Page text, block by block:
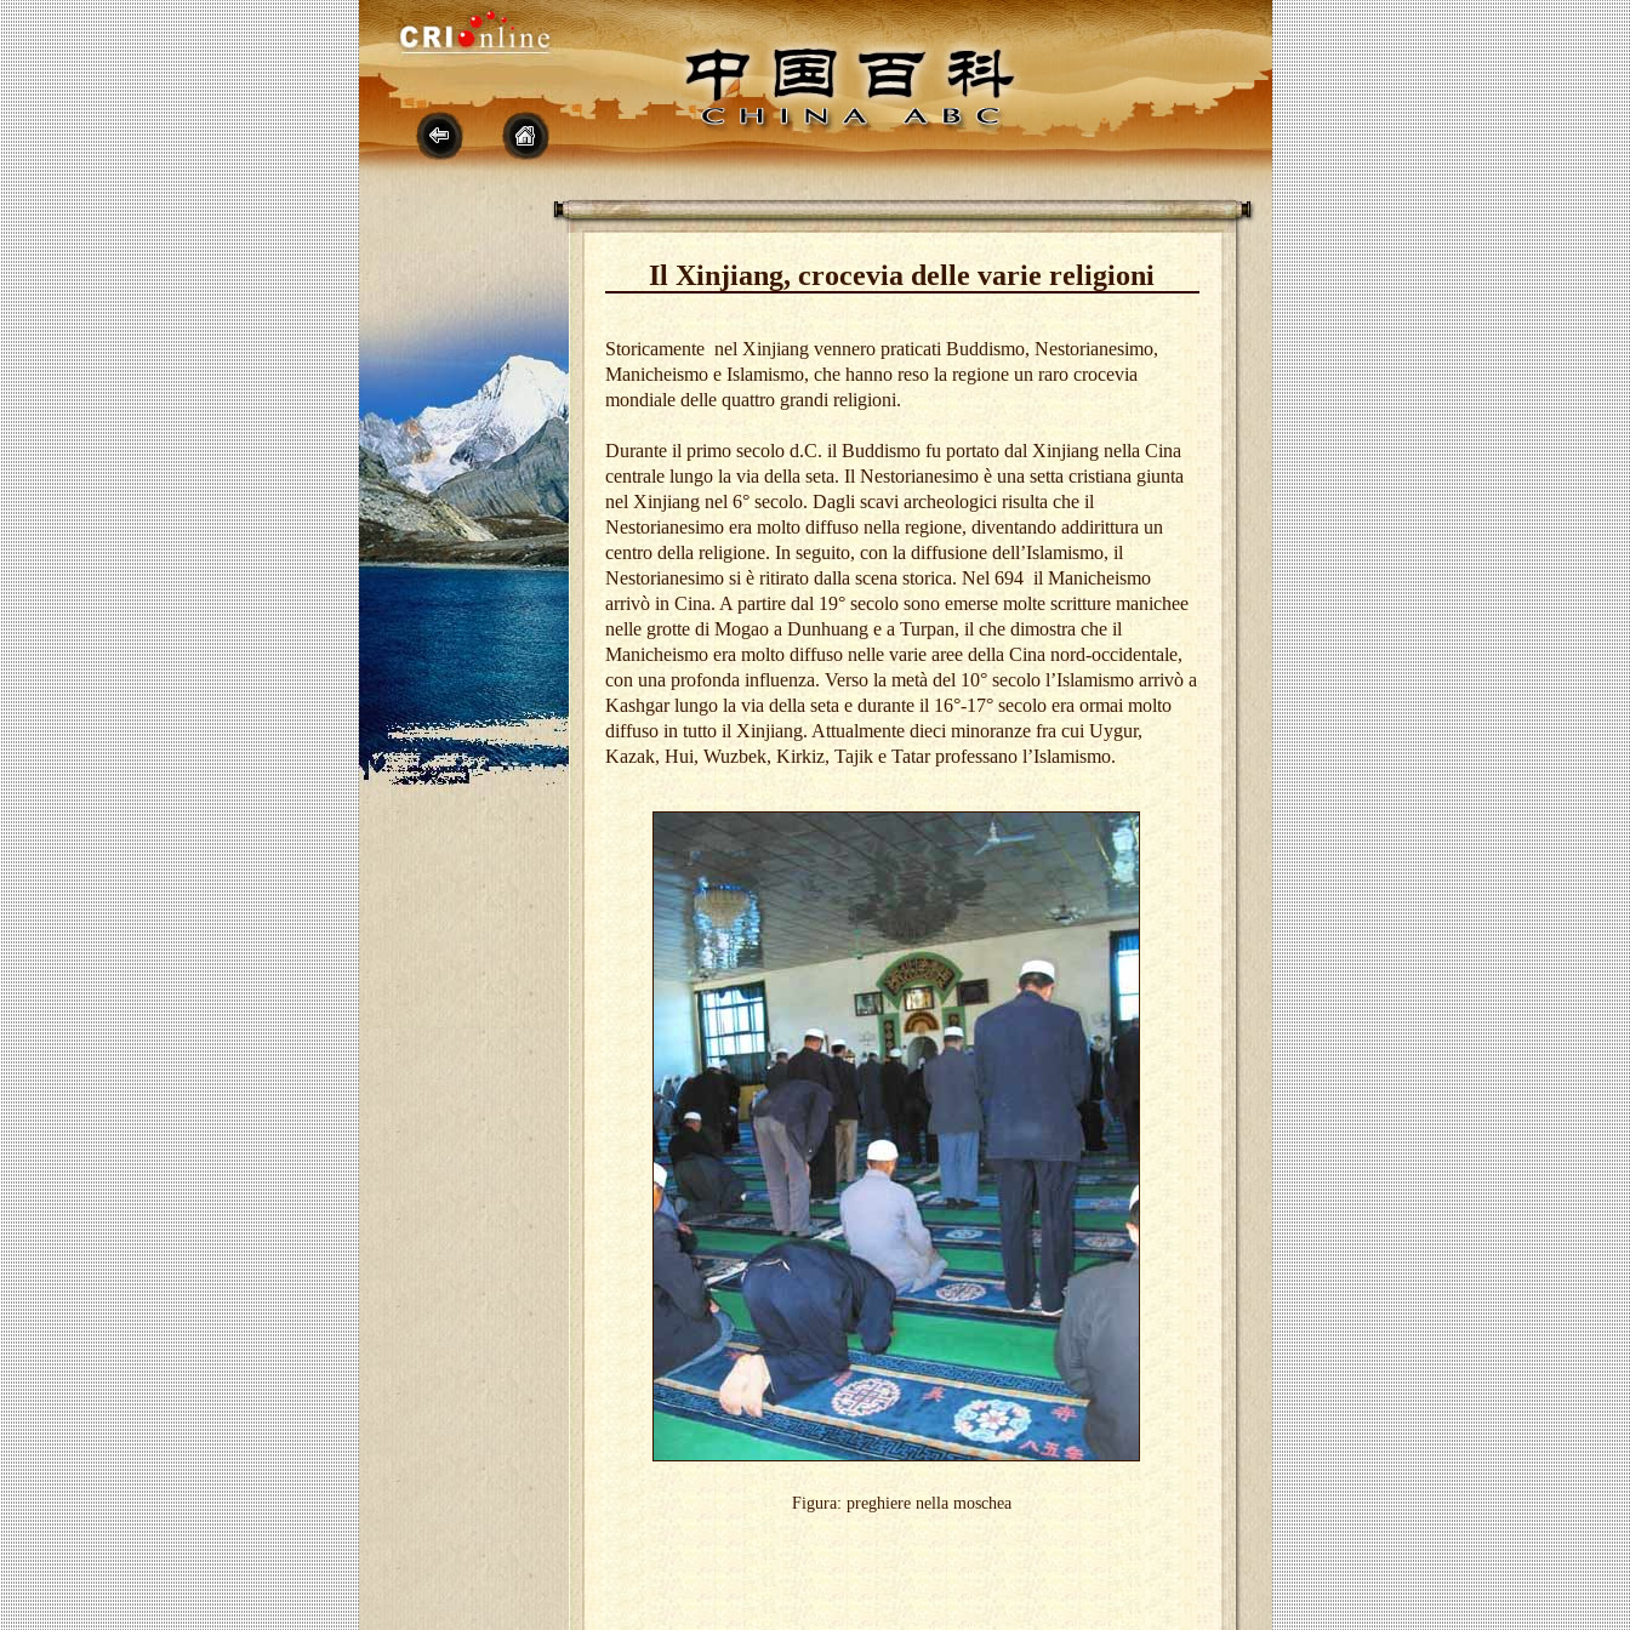
Il Xinjiang, crocevia delle varie religioni
Storicamente nel Xinjiang vennero praticati Buddismo, Nestorianesimo,
Manicheismo e Islamismo, che hanno reso la regione un raro crocevia
mondiale delle quattro grandi religioni.
Durante il primo secolo d.C. il Buddismo fu portato dal Xinjiang nella Cina
centrale lungo la via della seta. Il Nestorianesimo è una setta cristiana giunta
nel Xinjiang nel 6° secolo. Dagli scavi archeologici risulta che il
Nestorianesimo era molto diffuso nella regione, diventando addirittura un
centro della religione. In seguito, con la diffusione dell’Islamismo, il
Nestorianesimo si è ritirato dalla scena storica. Nel 694 il Manicheismo
arrivò in Cina. A partire dal 19° secolo sono emerse molte scritture manichee
nelle grotte di Mogao a Dunhuang e a Turpan, il che dimostra che il
Manicheismo era molto diffuso nelle varie aree della Cina nord-occidentale,
con una profonda influenza. Verso la metà del 10° secolo l’Islamismo arrivò a
Kashgar lungo la via della seta e durante il 16°-17° secolo era ormai molto
diffuso in tutto il Xinjiang. Attualmente dieci minoranze fra cui Uygur,
Kazak, Hui, Wuzbek, Kirkiz, Tajik e Tatar professano l’Islamismo.
Figura: preghiere nella moschea